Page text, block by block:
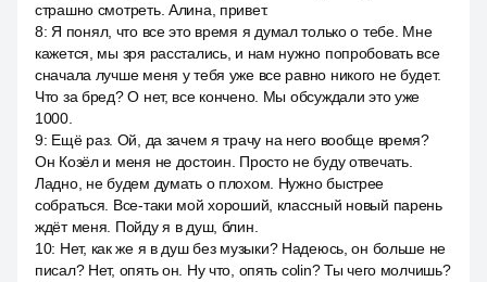
страшно смотреть. Алина, привет.
8: Я понял, что все это время я думал только о тебе. Мне
кажется, мы зря расстались, и нам нужно попробовать все
сначала лучше меня у тебя уже все равно никого не будет.
Что за бред? О нет, все кончено. Мы обсуждали это уже
1000.
9: Ещё раз. Ой, да зачем я трачу на него вообще время?
Он Козёл и меня не достоин. Просто не буду отвечать.
Ладно, не будем думать о плохом. Нужно быстрее
собраться. Все-таки мой хороший, классный новый парень
ждёт меня. Пойду я в душ, блин.
10: Нет, как же я в душ без музыки? Надеюсь, он больше не
писал? Нет, опять он. Ну что, опять colin? Ты чего молчишь?